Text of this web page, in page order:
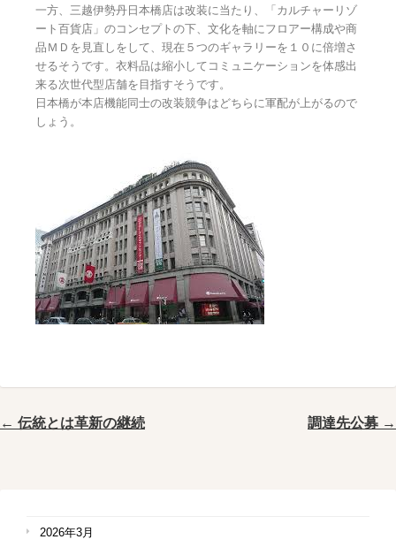
一方、三越伊勢丹日本橋店は改装に当たり、「カルチャーリゾ
ート百貨店」のコンセプトの下、文化を軸にフロアー構成や商
品ＭＤを見直しをして、現在５つのギャラリーを１０に倍増さ
せるそうです。衣料品は縮小してコミュニケーションを体感出
来る次世代型店舗を目指すそうです。
日本橋が本店機能同士の改装競争はどちらに軍配が上がるので
しょう。
調達先公募 →
← 伝統とは革新の継続
2026年3月